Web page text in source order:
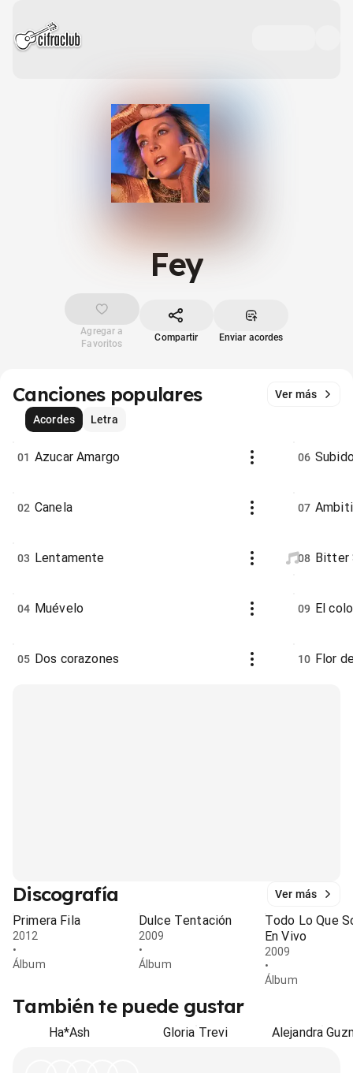
Fey
Agregar a
Favoritos
Compartir Enviar acordes
Canciones populares
Ver más
Acordes
Letra
01 Azucar Amargo
02 Canela
03 Lentamente
04 Muévelo
05 Dos corazones
06
07
08 Bitter
09 El
10 Flor
Discografía Ver más
Primera Fila
2012
•
Álbum
Dulce Tentación
2009
•
Álbum
Todo Lo Que
En Vivo
2009
•
Álbum
También te puede gustar
Ha*Ash Gloria Trevi Alejandra